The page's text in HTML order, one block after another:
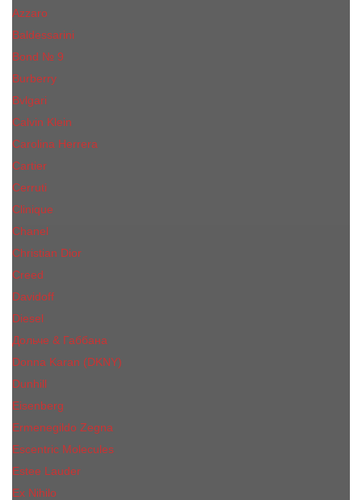
Azzaro
Baldessarini
Bond № 9
Burberry
Bvlgari
Calvin Klein
Carolina Herrera
Cartier
Cerruti
Сliniquе
Chanel
Christian Dior
Creed
Davidoff
Diesel
Дольче & Габбана
Donna Karan (DKNY)
Dunhill
Eisenberg
Ermenegildo Zegna
Escentric Molecules
Еsteе Lаudеr
Ex Nihilo